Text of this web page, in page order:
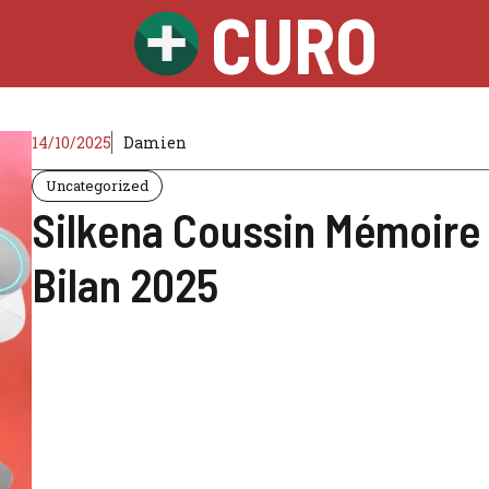
CURO
14/10/2025 Damien
Uncategorized
Silkena Coussin
Bilan 2025